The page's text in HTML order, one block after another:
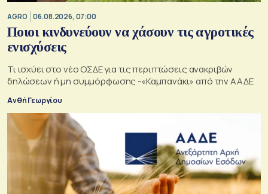
AGRO 06.08.2026, 07:00
Ποιοι κινδυνεύουν να χάσουν τις αγροτικές
ενισχύσεις
Τι ισχύει στο νέο ΟΣΔΕ για τις περιπτώσεις ανακριβών
δηλώσεων ή μη συμμόρφωσης -«Καμπανάκι» από την ΑΑΔΕ
Ανθή Γεωργίου